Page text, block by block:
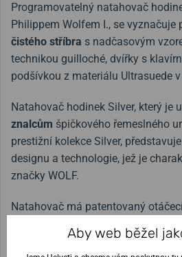
Programovatelný natahovač
Philippem Wolfem I., se vyznačuje
čistého stříbra s nadčasovým
technikou guilloché, dvířky s
podšívkou z materiálu Ultrasuede
Natahovač hodinek Silver, který je
znalcům špičkového řemeslného
prestižní kolekce Silver,
designu a technologie, jež je
značky WOLF.
Natahovač má patentovaný
Aby web běžel